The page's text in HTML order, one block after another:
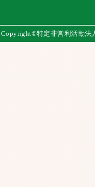
Copyright©特定非営利活動法